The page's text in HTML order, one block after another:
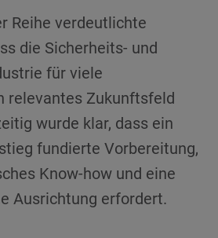
Reihe verdeutlichte
die Sicherheits- und
für viele
relevantes Zukunftsfeld
wurde klar, dass ein
fundierte Vorbereitung,
Know-how und eine
Ausrichtung erfordert.